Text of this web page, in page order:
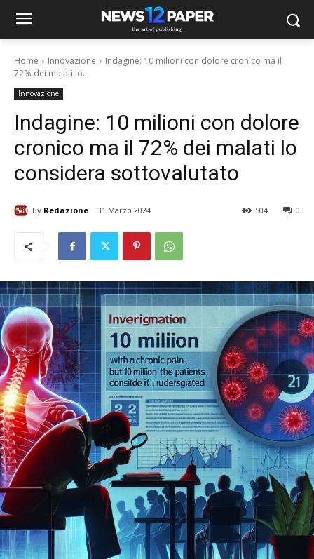
Home Innovazione
Indagine: 10 milioni con dolore cronico ma il
72% dei malati lo...
Innovazione
Indagine: 10 milioni con dolore
cronico ma il 72% dei malati lo
considera sottovalutato
By Redazione 31 Marzo 2024 0
504